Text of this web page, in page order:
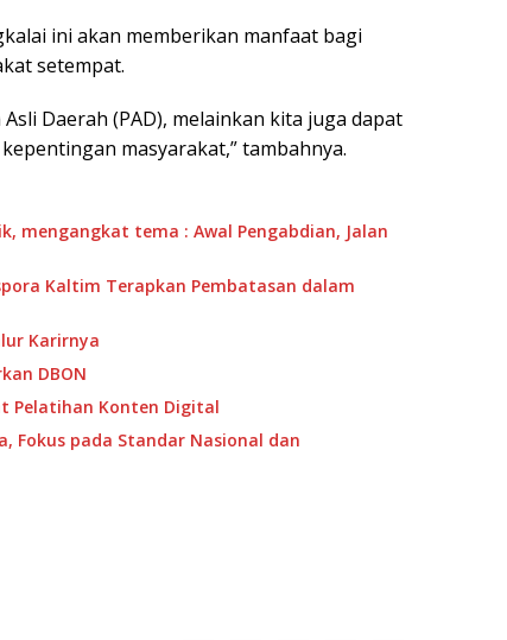
ini akan memberikan manfaat bagi
setempat.
Daerah (PAD), melainkan kita juga dapat
masyarakat,” tambahnya.
mengangkat tema : Awal Pengabdian, Jalan
Kaltim Terapkan Pembatasan dalam
Karirnya
DBON
Pelatihan Konten Digital
Fokus pada Standar Nasional dan